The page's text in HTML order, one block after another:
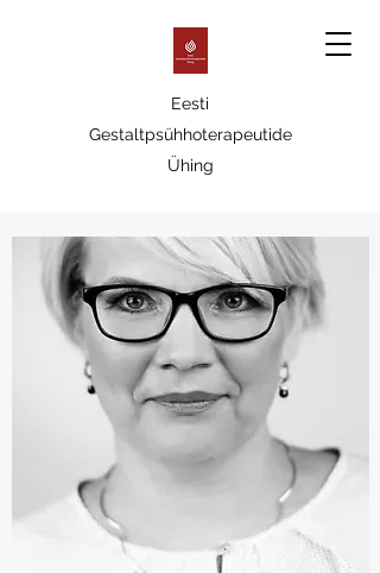
Eesti
Gestaltpsühhoterapeutide
Ühing